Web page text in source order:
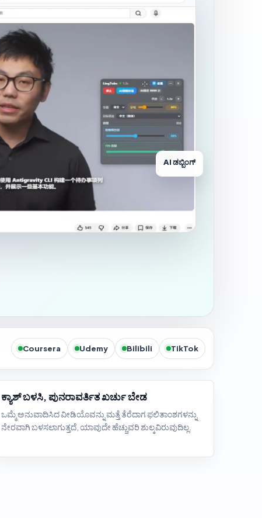
AI ಡಬ್ಬಿಂಗ್
Coursera Udemy Bilibili TikTok
ಕ್ಯಾಶ್ ಬಳಸಿ, ಪುನರಾವರ್ತಿತ ಖರ್ಚು ಬೇಡ
ಒಮ್ಮೆ ಅನುವಾದಿಸಿದ ವೀಡಿಯೊವನ್ನು ಮತ್ತೆ ತೆರೆದಾಗ ಫಲಿತಾಂಶಗಳನ್ನು
ನೇರವಾಗಿ ಬಳಸಲಾಗುತ್ತದೆ, ಯಾವುದೇ ಹೆಚ್ಚುವರಿ ಶುಲ್ಕವಿರುವುದಿಲ್ಲ.